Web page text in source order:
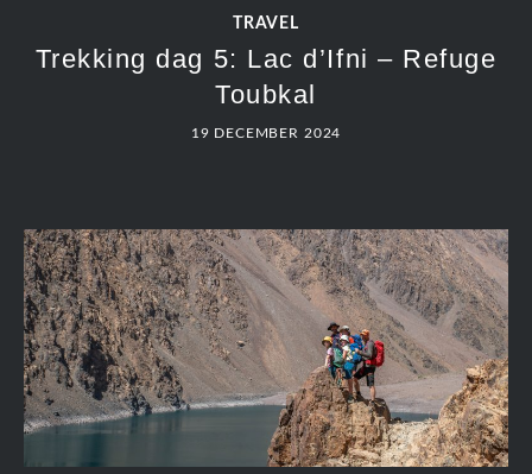
TRAVEL
Trekking dag 5: Lac d’Ifni – Refuge
Toubkal
19 DECEMBER 2024